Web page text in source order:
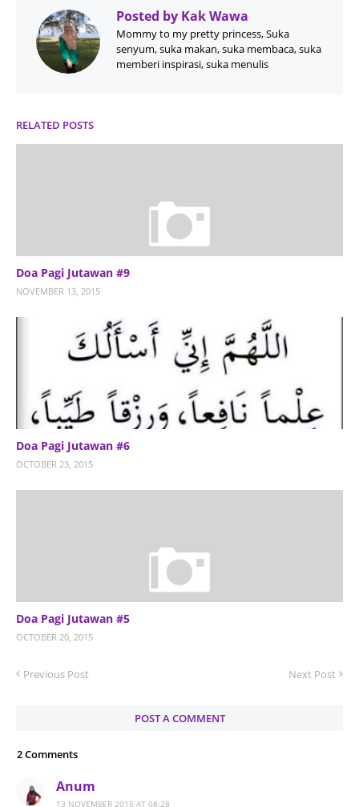
Posted by Kak Wawa
Mommy to my pretty princess, Suka
senyum, suka makan, suka membaca, suka
memberi inspirasi, suka menulis
RELATED POSTS
Doa Pagi Jutawan #9
NOVEMBER 13, 2015
Doa Pagi Jutawan #6
OCTOBER 23, 2015
Doa Pagi Jutawan #5
OCTOBER 20, 2015
Previous Post Next Post
POST A COMMENT
2 Comments
Anum
13 NOVEMBER 2015 AT 08:28